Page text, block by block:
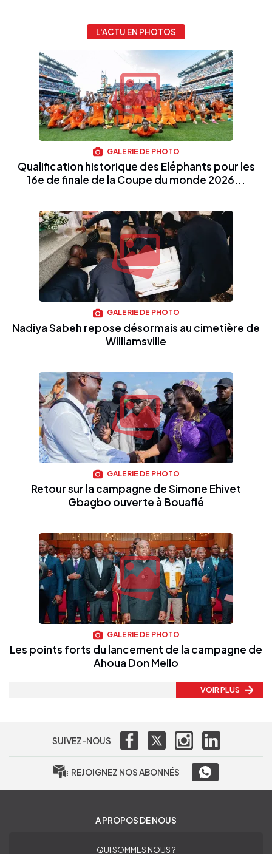
L'ACTU EN PHOTOS
GALERIE DE PHOTO
Qualification historique des Eléphants pour les
16e de finale de la Coupe du monde 2026...
GALERIE DE PHOTO
Nadiya Sabeh repose désormais au cimetière de
Williamsville
GALERIE DE PHOTO
Retour sur la campagne de Simone Ehivet
Gbagbo ouverte à Bouaflé
GALERIE DE PHOTO
Les points forts du lancement de la campagne de
Ahoua Don Mello
VOIR PLUS
SUIVEZ-NOUS
REJOIGNEZ NOS ABONNÉS
A PROPOS DE NOUS
QUI SOMMES NOUS ?